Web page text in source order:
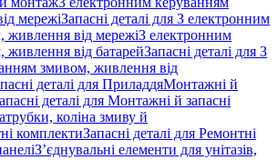
мережіЗапасні деталі для З електронним
живлення від мережіЗ електронним
від батарейЗапасні деталі для З
змивом, живлення від
деталі для ПриладдяМонтажні й
деталі для Монтажні й запасні
коліна змиву й
комплектиЗапасні деталі для Ремонтні
З’єднувальні елементи для унітазів,